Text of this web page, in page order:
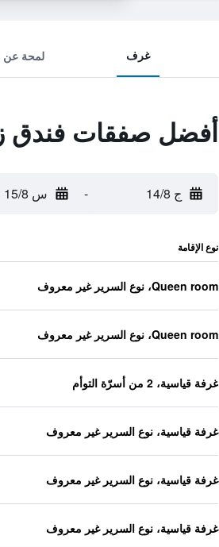
غرف لمحة عن
أفضل صفقات فندق
ج 14/8 - س 15/8
نوع الإقامة
Queen room، نوع السرير غير معروف
Queen room، نوع السرير غير معروف
غرفة قياسية، 2 من أسرّة التوأم
غرفة قياسية، نوع السرير غير معروف
غرفة قياسية، نوع السرير غير معروف
غرفة قياسية، نوع السرير غير معروف